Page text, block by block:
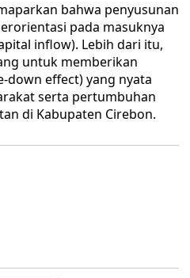
bahwa penyusunan
pada masuknya
inflow). Lebih dari itu,
untuk memberikan
down effect) yang nyata
serta pertumbuhan
di Kabupaten Cirebon.